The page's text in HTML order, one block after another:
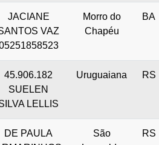
JACIANE
VAZ
Morro do
Chapéu
BA
45.906.182
SUELEN
LELLIS
Uruguaiana RS
DE PAULA
São
RS